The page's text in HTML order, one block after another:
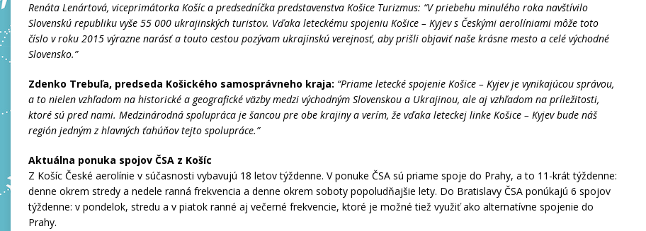
Renáta Lenártová, viceprimátorka Košíc a predsedníčka predstavenstva Košice Turizmus: “V priebehu minulého roka navštívilo
Slovenskú republiku vyše 55 000 ukrajinských turistov. Vďaka leteckému spojeniu Košice – Kyjev s Českými aerolíniami môže toto
číslo v roku 2015 výrazne narásť a touto cestou pozývam ukrajinskú verejnosť, aby prišli objaviť naše krásne mesto a celé východné
Slovensko.”
Zdenko Trebuľa, predseda Košického samosprávneho kraja: “Priame letecké spojenie Košice – Kyjev je vynikajúcou správou,
a to nielen vzhľadom na historické a geografické väzby medzi východným Slovenskou a Ukrajinou, ale aj vzhľadom na príležitosti,
ktoré sú pred nami. Medzinárodná spolupráca je šancou pre obe krajiny a verím, že vďaka leteckej linke Košice – Kyjev bude náš
región jedným z hlavných ťahúňov tejto spolupráce.”
Aktuálna ponuka spojov ČSA z Košíc
Z Košíc České aerolínie v súčasnosti vybavujú 18 letov týždenne. V ponuke ČSA sú priame spoje do Prahy, a to 11-krát týždenne:
denne okrem stredy a nedele ranná frekvencia a denne okrem soboty popoludňajšie lety. Do Bratislavy ČSA ponúkajú 6 spojov
týždenne: v pondelok, stredu a v piatok ranné aj večerné frekvencie, ktoré je možné tiež využiť ako alternatívne spojenie do
Prahy.